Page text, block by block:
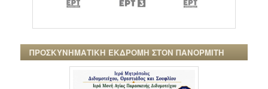
ΠΡΟΣΚΥΝΗΜΑΤΙΚΗ ΕΚΔΡΟΜΗ ΣΤΟΝ ΠΑΝΟΡΜΙΤΗ